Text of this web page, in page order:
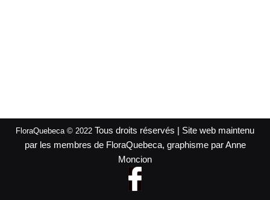
FloraQuebeca © 2022 Tous droits réservés | Site web maintenu
par les membres de FloraQuebeca, graphisme par Anne
Moncion